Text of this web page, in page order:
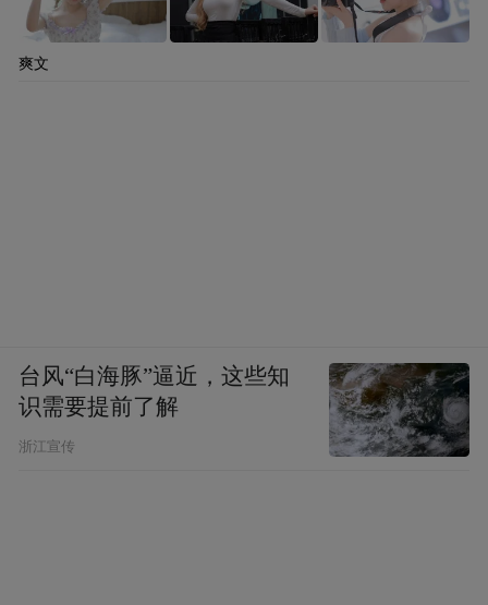
爽文
台风“白海豚”逼近，这些知
识需要提前了解
浙江宣传